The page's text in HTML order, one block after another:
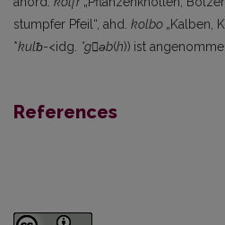
stumpfer Pfeil“, ahd. kolbo „Kalben,
*kulᵬ-<idg. *gǝb(h)) ist
References